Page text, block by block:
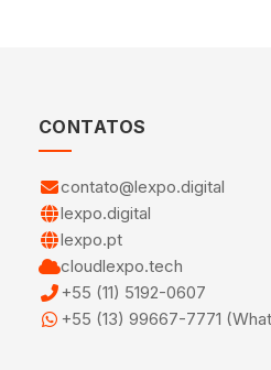
CONTATOS
contato@lexpo.digital
lexpo.digital
lexpo.pt
cloudlexpo.tech
+55 (11) 5192-0607
+55 (13) 99667-7771